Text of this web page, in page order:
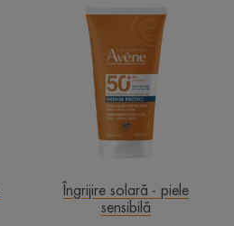
Protect
50+
Îngrijire solară - piele
sensibilă